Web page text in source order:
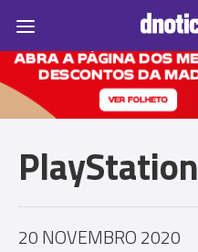
Prazeres
PlayStation
20 NOVEMBRO 2020